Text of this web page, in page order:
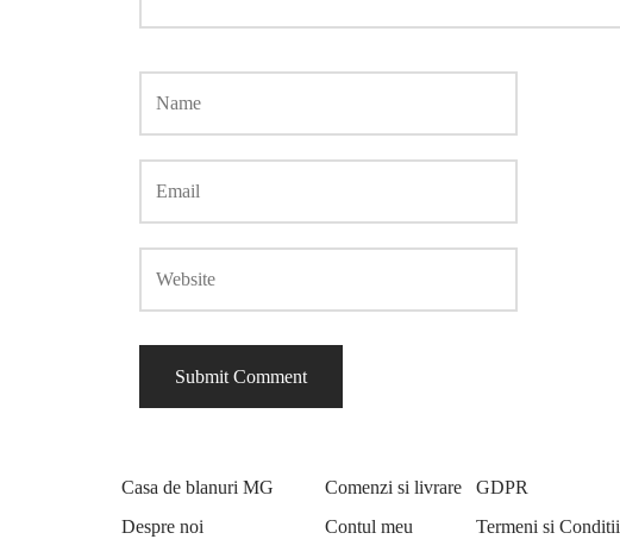
Casa de blanuri MG
Despre noi
Comenzi si livrare
Contul meu
GDPR
Termeni si Conditii